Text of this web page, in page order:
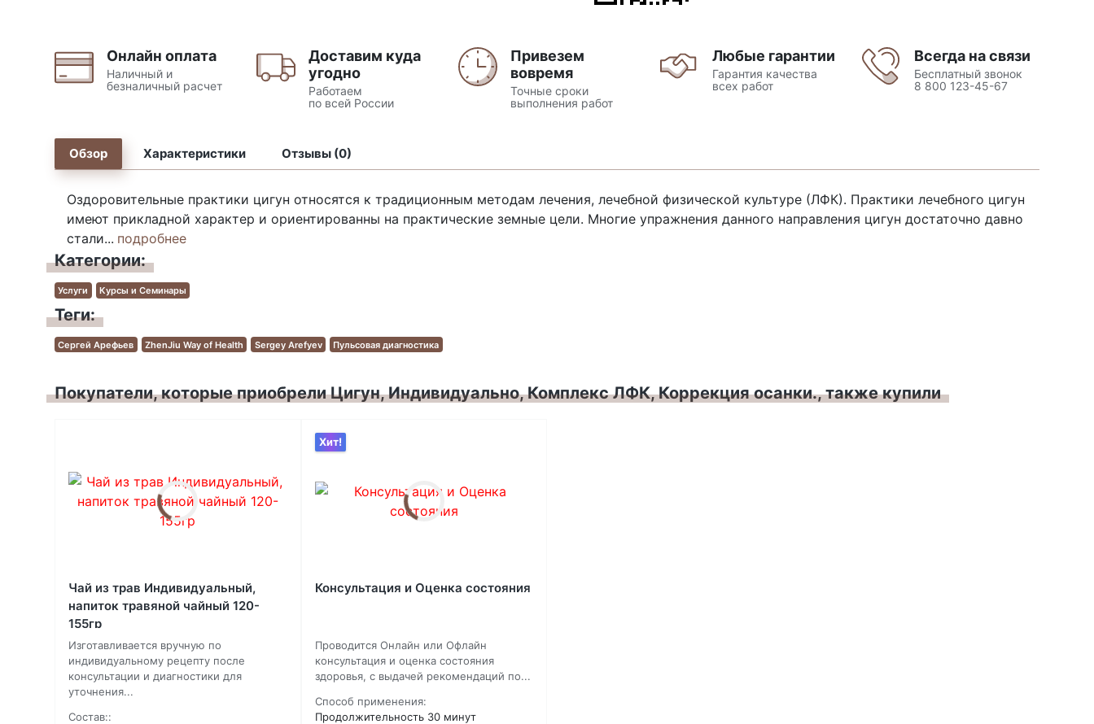
Онлайн оплата
Наличный и
безналичный расчет
Доставим куда
угодно
Работаем
по всей России
Привезем
вовремя
Точные сроки
выполнения работ
Любые гарантии
Гарантия качества
всех работ
Всегда на связи
Бесплатный звонок
8 800 123-45-67
Обзор Характеристики Отзывы (0)
Оздоровительные практики цигун относятся к традиционным методам лечения, лечебной физической культуре (ЛФК). Практики лечебного цигун
имеют прикладной характер и ориентированны на практические земные цели. Многие упражнения данного направления цигун достаточно давно
стали... подробнее
Категории:
Услуги Курсы и Семинары
Теги:
Сергей Арефьев ZhenJiu Way of Health Sergey Arefyev Пульсовая диагностика
Покупатели, которые приобрели Цигун, Индивидуально, Комплекс ЛФК, Коррекция осанки., также купили
Чай из трав Индивидуальный,
напиток травяной чайный 120-
155гр
Изготавливается вручную по
индивидуальному рецепту после
консультации и диагностики для
уточнения...
Состав::
Консультация и Оценка состояния
Проводится Онлайн или Офлайн
консультация и оценка состояния
здоровья, с выдачей рекомендаций по...
Способ применения:
Продолжительность 30 минут
Хит!